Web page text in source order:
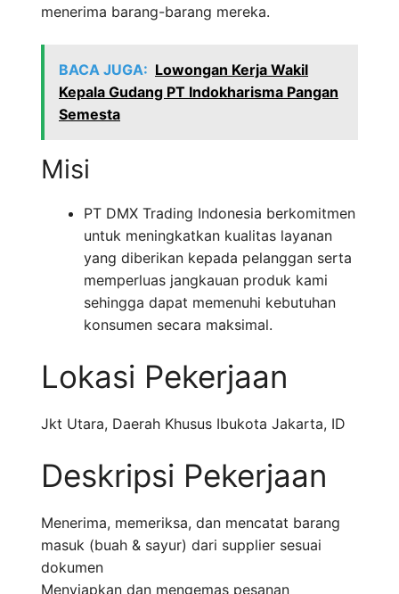
menerima barang-barang mereka.
BACA JUGA: Lowongan Kerja Wakil
Kepala Gudang PT Indokharisma Pangan
Semesta
Misi
PT DMX Trading Indonesia berkomitmen
untuk meningkatkan kualitas layanan
yang diberikan kepada pelanggan serta
memperluas jangkauan produk kami
sehingga dapat memenuhi kebutuhan
konsumen secara maksimal.
Lokasi Pekerjaan
Jkt Utara, Daerah Khusus Ibukota Jakarta, ID
Deskripsi Pekerjaan
Menerima, memeriksa, dan mencatat barang
masuk (buah & sayur) dari supplier sesuai
dokumen
Menyiapkan dan mengemas pesanan